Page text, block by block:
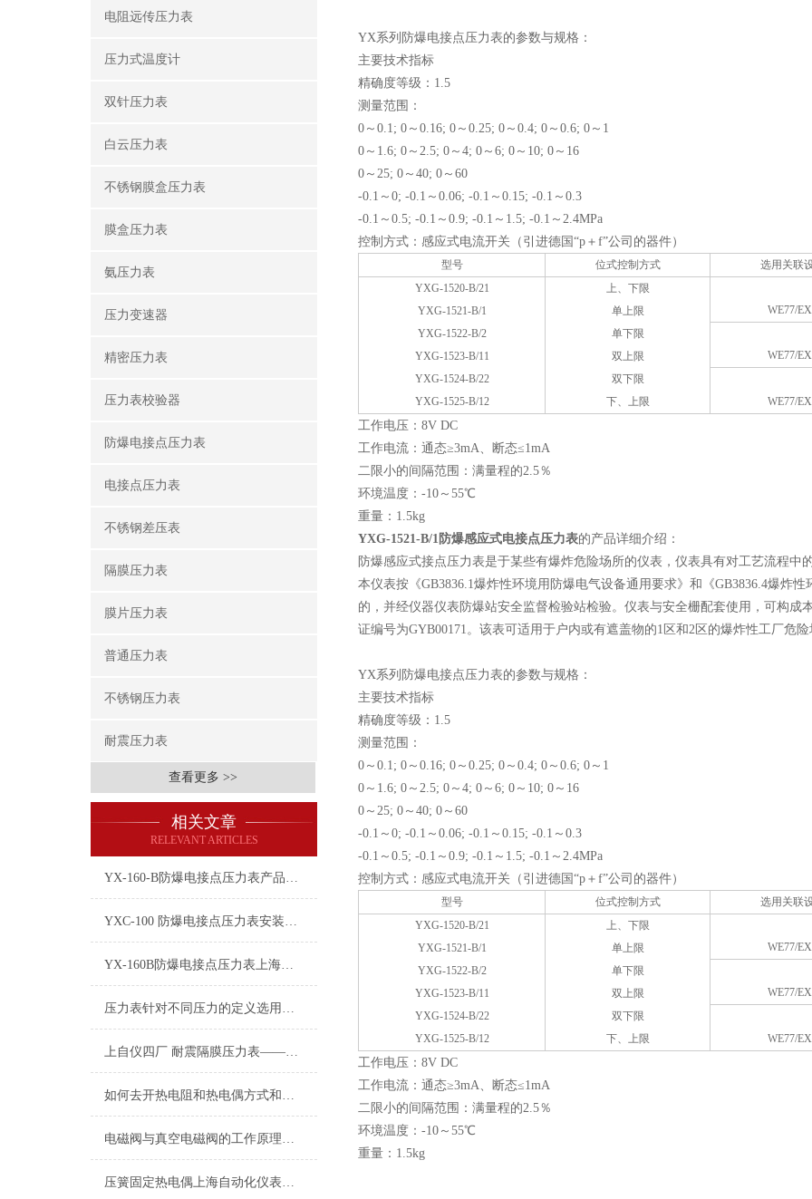
电阻远传压力表
压力式温度计
双针压力表
白云压力表
不锈钢膜盒压力表
膜盒压力表
氨压力表
压力变速器
精密压力表
压力表校验器
防爆电接点压力表
电接点压力表
不锈钢差压表
隔膜压力表
膜片压力表
普通压力表
不锈钢压力表
耐震压力表
查看更多 >>
相关文章
RELEVANT ARTICLES
YX-160-B防爆电接点压力表产品介绍
YXC-100 防爆电接点压力表安装维护常识
YX-160B防爆电接点压力表上海仪表四厂
压力表针对不同压力的定义选用方法
上自仪四厂 耐震隔膜压力表——使用要求
如何去开热电阻和热电偶方式和方法怎么区分
电磁阀与真空电磁阀的工作原理和作用
压簧固定热电偶上海自动化仪表三厂
YX系列防爆电接点压力表的参数与规格：
主要技术指标
精确度等级：1.5
测量范围：
0～0.1; 0～0.16; 0～0.25; 0～0.4; 0～0.6; 0～1
0～1.6; 0～2.5; 0～4; 0～6; 0～10; 0～16
0～25; 0～40; 0～60
-0.1～0; -0.1～0.06; -0.1～0.15; -0.1～0.3
-0.1～0.5; -0.1～0.9; -0.1～1.5; -0.1～2.4MPa
控制方式：感应式电流开关（引进德国“p＋f”公司的器件）
型号 位式控制方式
选用关联
YXG-1520-B/21
YXG-1521-B/1
YXG-1522-B/2
YXG-1523-B/11
YXG-1524-B/22
YXG-1525-B/12
上、下限
单上限
单下限
双上限
双下限
下、上限
WE77/
WE77/
WE77/
工作电压：8V DC
工作电流：通态≥3mA、断态≤1mA
二限小的间隔范围：满量程的2.5％
环境温度：-10～55℃
重量：1.5kg
YXG-1521-B/1防爆感应式电接点压力表的产品详细介绍：
防爆感应式接点压力表是于某些有爆炸危险场所的仪表，仪表具有对工艺流程
本仪表按《GB3836.1爆炸性环境用防爆电气设备通用要求》和《GB3836.4爆炸
的，并经仪器仪表防爆站安全监督检验站检验。仪表与安全栅配套使用，可构成
证编号为GYB00171。该表可适用于户内或有遮盖物的1区和2区的爆炸性工厂危
YX系列防爆电接点压力表的参数与规格：
主要技术指标
精确度等级：1.5
测量范围：
0～0.1; 0～0.16; 0～0.25; 0～0.4; 0～0.6; 0～1
0～1.6; 0～2.5; 0～4; 0～6; 0～10; 0～16
0～25; 0～40; 0～60
-0.1～0; -0.1～0.06; -0.1～0.15; -0.1～0.3
-0.1～0.5; -0.1～0.9; -0.1～1.5; -0.1～2.4MPa
控制方式：感应式电流开关（引进德国“p＋f”公司的器件）
型号 位式控制方式
选用关联
YXG-1520-B/21
YXG-1521-B/1
YXG-1522-B/2
YXG-1523-B/11
YXG-1524-B/22
YXG-1525-B/12
上、下限
单上限
单下限
双上限
双下限
下、上限
WE77/
WE77/
WE77/
工作电压：8V DC
工作电流：通态≥3mA、断态≤1mA
二限小的间隔范围：满量程的2.5％
环境温度：-10～55℃
重量：1.5kg